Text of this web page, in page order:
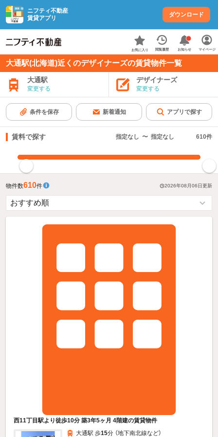
ニフティ不動産
賃貸アプリ
ダウンロード
お気に入り 閲覧履歴 お知らせ マイページ
大通駅(北海道)近くのデザイナーズの賃貸物件一覧
大通駅
変更する
デザイナーズ
変更する
条件を保存 新着通知 アプリで探す
賃料で探す 指定なし 〜 指定なし 610件
物件数610件 2026年08月06日更新
西11丁目駅より徒歩10分 築3年5ヶ月 4階建の賃貸物件
大通駅 歩15分 （地下南北線など）